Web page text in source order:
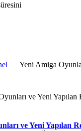
Yeni Amiga
ve Yeni
ve Yeni Yapılan